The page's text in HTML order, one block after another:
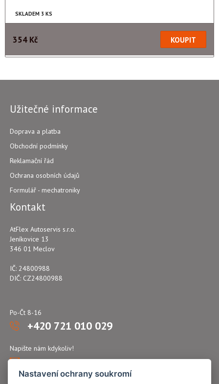
SKLADEM 3 KS
354 Kč
Užitečné informace
Doprava a platba
Obchodní podmínky
Reklamační řád
Ochrana osobních údajů
Formulář - mechatroniky
Kontakt
AtFlex Autoservis s.r.o.
Jeníkovice 13
346 01 Meclov
IČ: 24800988
DIČ: CZ24800988
Po-Čt 8-16
+420 721 010 029
Napište nám kdykoliv!
atflex@seznam.cz
Nastavení ochrany soukromí